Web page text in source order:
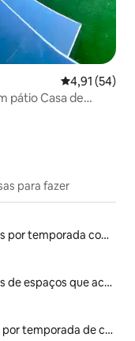
4,91 de uma
4,91 (54)
pátio Casa de
para fazer
Aluguéis por temporada com banheira de hidromassagem
Aluguéis de espaços que aceitam animais de estimação
Aluguel por temporada de casas de hóspedes